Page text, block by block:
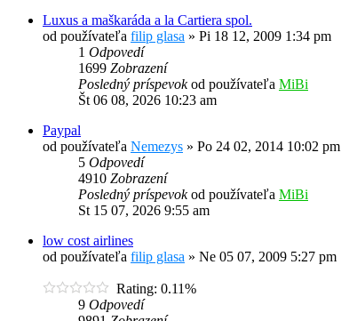
Luxus a maškaráda a la Cartiera spol.
od používateľa filip glasa » Pi 18 12, 2009 1:34 pm
1 Odpovedí
1699 Zobrazení
Posledný príspevokod používateľa MiBi
Št 06 08, 2026 10:23 am
Paypal
od používateľa Nemezys » Po 24 02, 2014 10:02 pm
5 Odpovedí
4910 Zobrazení
Posledný príspevokod používateľa MiBi
St 15 07, 2026 9:55 am
low cost airlines
od používateľa filip glasa » Ne 05 07, 2009 5:27 pm
Rating: 0.11%
9 Odpovedí